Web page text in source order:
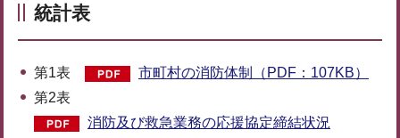
統計表
第1表
市町村の消防体制（PDF：107KB）
第2表
消防及び救急業務の応援協定締結状況